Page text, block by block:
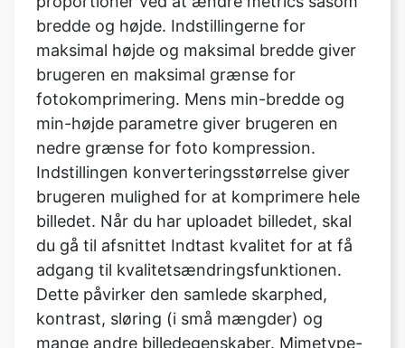
fotokomprimering. Mens min-bredde og
min-højde parametre giver brugeren en
nedre grænse for foto kompression.
Indstillingen konverteringsstørrelse giver
brugeren mulighed for at komprimere hele
billedet. Når du har uploadet billedet, skal
du gå til afsnittet Indtast kvalitet for at få
adgang til kvalitetsændringsfunktionen.
Dette påvirker den samlede skarphed,
kontrast, sløring (i små mængder) og
mange andre billedegenskaber. Mimetype-
indstillingen giver brugeren mulighed for at
vælge formatet på billedet, efter at det er
blevet komprimeret.